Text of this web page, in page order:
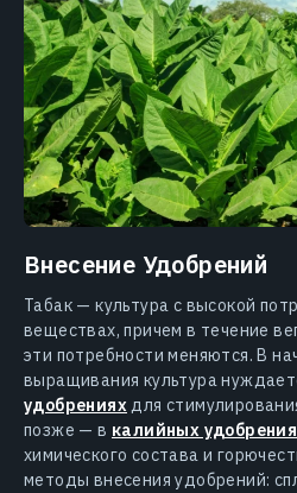
Внесение Удобрений
Табак — культура с высокой
веществах, причем в течение
эти потребности меняются. В
выращивания культура
удобрениях для
позже — в калийных
химического состава и
методы внесения удобрений: